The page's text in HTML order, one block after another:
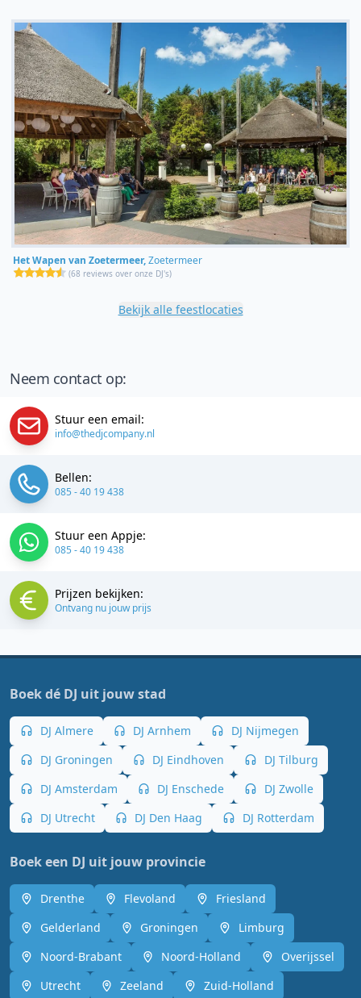
Het Wapen van Zoetermeer,Zoetermeer
(68 reviews over onze DJ's)
Bekijk alle feestlocaties
Neem contact op:
Stuur een email:
info@thedjcompany.nl
Bellen:
085 - 40 19 438
Stuur een Appje:
085 - 40 19 438
Prijzen bekijken:
Ontvang nu jouw prijs
Boek dé DJ uit jouw stad
DJ Almere DJ Arnhem
DJ Nijmegen
DJ Groningen
DJ Eindhoven
DJ Tilburg
DJ Amsterdam
DJ Enschede
DJ Zwolle
DJ Utrecht
DJ Den Haag DJ Rotterdam
Boek een DJ uit jouw provincie
Drenthe Flevoland
Friesland
Gelderland
Groningen
Limburg
Noord-Brabant
Noord-Holland
Overijssel
Utrecht
Zeeland Zuid-Holland